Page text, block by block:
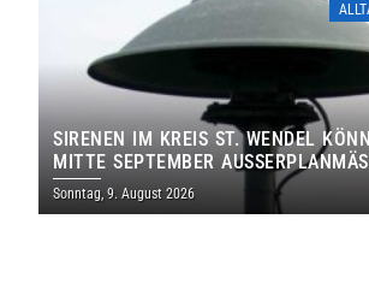
SIRENEN IM KREIS ST. WENDEL
MITTE SEPTEMBER
Sonntag, 9. August 2026